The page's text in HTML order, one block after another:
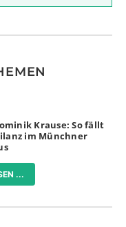
Krause: So fällt
im Münchner
...